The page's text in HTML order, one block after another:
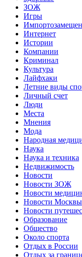
ЗОЖ
Игры
Интернет
Истории
Компании
Криминал
Культура
Лайфхаки
Летние виды
Личный счет
Люди
Места
Мнения
Мода
Народная
Наука
Наука и техника
Недвижимость
Новости
Новости ЗОЖ
Новости
Новости Москвы
Новости
Образование
Общество
Около спорта
Отдых в России
Отдых за